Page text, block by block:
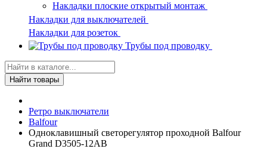
Накладки плоские открытый монтаж
Накладки для выключателей
Накладки для розеток
Трубы под проводку
Найти товары
Ретро выключатели
Balfour
Одноклавишный светорегулятор проходной Balfour
Grand D3505-12AB